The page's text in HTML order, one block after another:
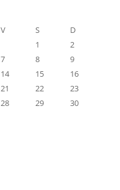
V S
D
1
2
7 8
9
14 15
16
21 22
23
28 29
30